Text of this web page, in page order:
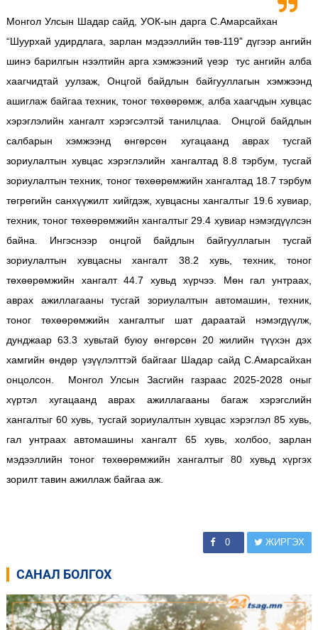
Монгол Улсын Шадар сайд, УОК-ын дарга С.Амарсайхан
“Шуурхай удирдлага, зарлан мэдээллийн төв-119” дүгээр ангийн
шинэ барилгын нээлтийн арга хэмжээний үеэр тус ангийн алба
хаагчидтай уулзаж, Онцгой байдлын байгууллагын хэмжээнд
ашиглаж байгаа техник, тоног төхөөрөмж, алба хаагчдын хувцас
хэрэглэлийн хангалт хэрэгсэлтэй танилцлаа. Онцгой байдлын
салбарын хэмжээнд өнгөрсөн хугацаанд аврах тусгай
зориулалтын хувцас хэрэглэлийн хангалтад 8.8 тэрбум, тусгай
зориулалтын техник, тоног төхөөрөмжийн хангалтад 18.7 тэрбум
төгрөгийн санхүүжилт хийгдэж, хувцасны хангалтыг 19.6 хувиар,
техник, тоног төхөөрөмжийн хангалтыг 29.4 хувиар нэмэгдүүлсэн
байна. Ингэснээр онцгой байдлын байгууллагын тусгай
зориулалтын хувцасны хангалт 38.2 хувь, техник, тоног
төхөөрөмжийн хангалт 44.7 хувьд хүрчээ. Мөн гал унтраах,
аврах ажиллагааны тусгай зориулалтын автомашин, техник,
тоног төхөөрөмжийн хангалтыг шат дараатай нэмэгдүүлж,
дунджаар 63.3 хувьтай буюу өнгөрсөн 20 жилийн түүхэн дэх
хамгийн өндөр үзүүлэлттэй байгааг Шадар сайд С.Амарсайхан
онцолсон. Монгол Улсын Засгийн газраас 2025-2028 оныг
хүртэл хугацаанд аврах ажиллагааны багаж хэрэгслийн
хангалтыг 60 хувь, тусгай зориулалтын хувцас хэрэглэл 85 хувь,
гал унтраах автомашины хангалт 65 хувь, холбоо, зарлан
мэдээллийн тоног төхөөрөмжийн хангалтыг 80 хувьд хүргэх
зорилт тавин ажиллаж байгаа аж.
0 ЖИРГЭХ
САНАЛ БОЛГОХ